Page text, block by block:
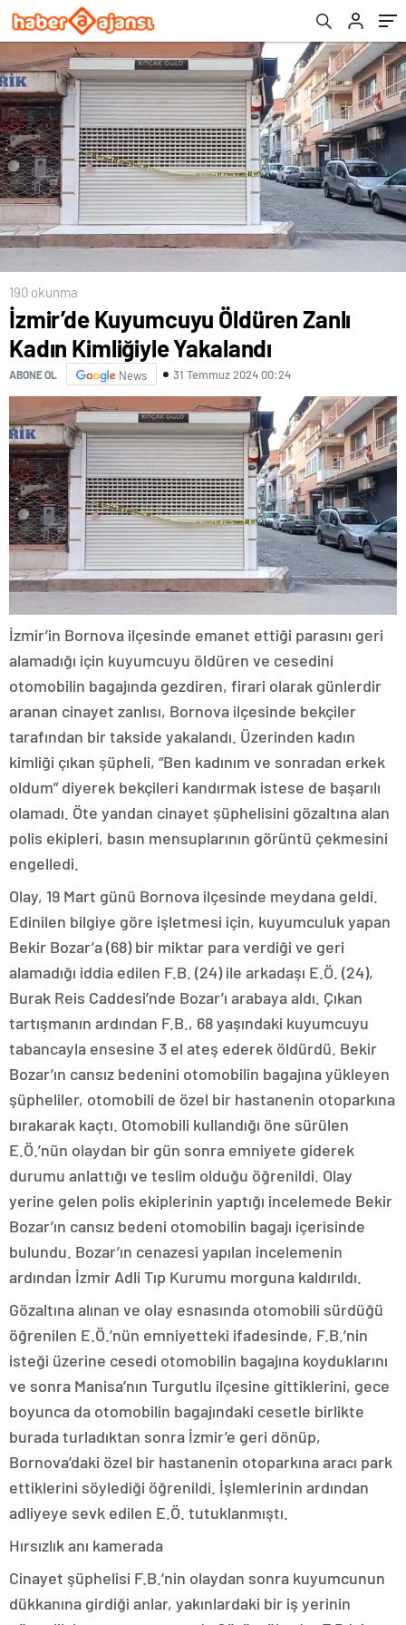
190 okunma
İzmir’de Kuyumcuyu Öldüren Zanlı
Kadın Kimliğiyle Yakalandı
ABONE OL News 31 Temmuz 2024 00:24
İzmir’in Bornova ilçesinde emanet ettiği parasını geri
alamadığı için kuyumcuyu öldüren ve cesedini
otomobilin bagajında gezdiren, firari olarak günlerdir
aranan cinayet zanlısı, Bornova ilçesinde bekçiler
tarafından bir takside yakalandı. Üzerinden kadın
kimliği çıkan şüpheli, “Ben kadınım ve sonradan erkek
oldum” diyerek bekçileri kandırmak istese de başarılı
olamadı. Öte yandan cinayet şüphelisini gözaltına alan
polis ekipleri, basın mensuplarının görüntü çekmesini
engelledi.
Olay, 19 Mart günü Bornova ilçesinde meydana geldi.
Edinilen bilgiye göre işletmesi için, kuyumculuk yapan
Bekir Bozar’a (68) bir miktar para verdiği ve geri
alamadığı iddia edilen F.B. (24) ile arkadaşı E.Ö. (24),
Burak Reis Caddesi’nde Bozar’ı arabaya aldı. Çıkan
tartışmanın ardından F.B., 68 yaşındaki kuyumcuyu
tabancayla ensesine 3 el ateş ederek öldürdü. Bekir
Bozar’ın cansız bedenini otomobilin bagajına yükleyen
şüpheliler, otomobili de özel bir hastanenin otoparkına
bırakarak kaçtı. Otomobili kullandığı öne sürülen
E.Ö.’nün olaydan bir gün sonra emniyete giderek
durumu anlattığı ve teslim olduğu öğrenildi. Olay
yerine gelen polis ekiplerinin yaptığı incelemede Bekir
Bozar’ın cansız bedeni otomobilin bagajı içerisinde
bulundu. Bozar’ın cenazesi yapılan incelemenin
ardından İzmir Adli Tıp Kurumu morguna kaldırıldı.
Gözaltına alınan ve olay esnasında otomobili sürdüğü
öğrenilen E.Ö.’nün emniyetteki ifadesinde, F.B.’nin
isteği üzerine cesedi otomobilin bagajına koyduklarını
ve sonra Manisa’nın Turgutlu ilçesine gittiklerini, gece
boyunca da otomobilin bagajındaki cesetle birlikte
burada turladıktan sonra İzmir’e geri dönüp,
Bornova’daki özel bir hastanenin otoparkına aracı park
ettiklerini söylediği öğrenildi. İşlemlerinin ardından
adliyeye sevk edilen E.Ö. tutuklanmıştı.
Hırsızlık anı kamerada
Cinayet şüphelisi F.B.’nin olaydan sonra kuyumcunun
dükkanına girdiği anlar, yakınlardaki bir iş yerinin